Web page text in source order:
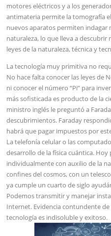
motores eléctricos y a los
antimateria permite la tomografía
nuevos aparatos permiten indagar
naturaleza, lo que lleva a descubrir
leyes de la naturaleza, técnica y
La tecnología muy primitiva no
No hace falta conocer las leyes de
ni conocer el número “Pi” para
más sofisticada es producto de la
ministro inglés le preguntó a
descubrimientos. Faraday
habrá que pagar impuestos por
La telefonía celular o las
desarrollo de la física cuántica.
individualmente con auxilio de la
confines del cosmos, con un
ya cumple un cuarto de siglo
Podemos transmitir y manejar
Internet. Evidencia contundente
tecnología es indisoluble y exitoso.